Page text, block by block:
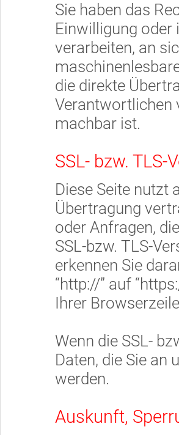
Sie haben das
Einwilligung
verarbeiten, an
die direkte
Verantwortlichen
machbar ist.
SSL- bzw.
Diese Seite nutzt
Übertragung
oder Anfragen,
SSL-bzw. TLS-
erkennen Sie
“http://” auf
Ihrer
Wenn die SSL-
Daten, die Sie an
werden.
Auskunft,